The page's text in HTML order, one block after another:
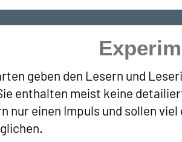
geben den Lesern und
enthalten meist keine
nur einen Impuls und sollen viel